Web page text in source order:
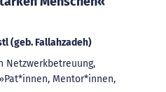
(geb. Fallahzadeh)
Netzwerkbetreuung,
Mentor*innen,